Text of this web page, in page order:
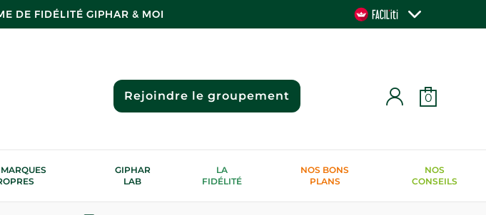
DE FIDÉLITÉ GIPHAR & MOI
Rejoindre le groupement 0
GIPHAR
LAB
LA
FIDÉLITÉ
NOS BONS
PLANS
NOS
CONSEILS